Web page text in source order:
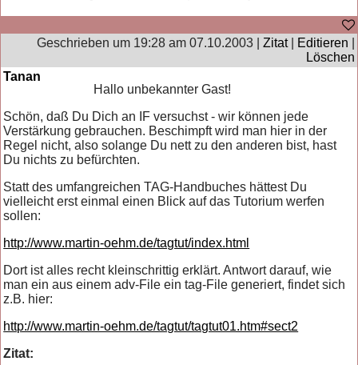
Geschrieben um 19:28 am 07.10.2003 | Zitat| Editieren
Löschen
Tanan
Hallo unbekannter Gast!
Schön, daß Du Dich an IF versuchst - wir können jede
Verstärkung gebrauchen. Beschimpft wird man hier in der
Regel nicht, also solange Du nett zu den anderen bist, hast
Du nichts zu befürchten.
Statt des umfangreichen TAG-Handbuches hättest Du
vielleicht erst einmal einen Blick auf das Tutorium werfen
sollen:
http://www.martin-oehm.de/tagtut/index.html
Dort ist alles recht kleinschrittig erklärt. Antwort darauf, wie
man ein aus einem adv-File ein tag-File generiert, findet sich
z.B. hier:
http://www.martin-oehm.de/tagtut/tagtut01.htm#sect2
Zitat: